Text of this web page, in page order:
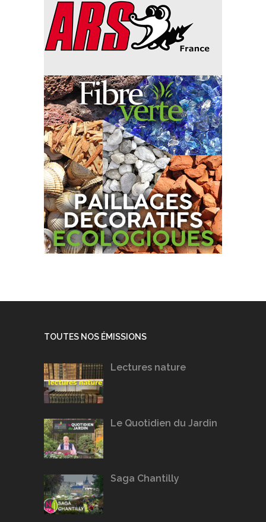
TOUTES NOS ÉMISSIONS
Lectures nature
Le Quotidien du Jardin
Saga Chantilly